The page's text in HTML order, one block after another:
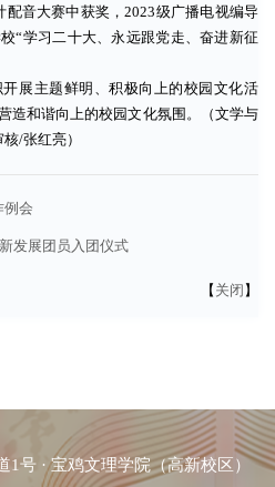
配音大赛中获奖，2023级广播电视编导
“学习二十大、永远跟党走、奋进新征
展主题鲜明、积极向上的校园文化活
造和谐向上的校园文化氛围。（文学与
/张红亮）
例会
发展团员入团仪式
【关闭】
1号 · 宝鸡文理学院（高新校区）